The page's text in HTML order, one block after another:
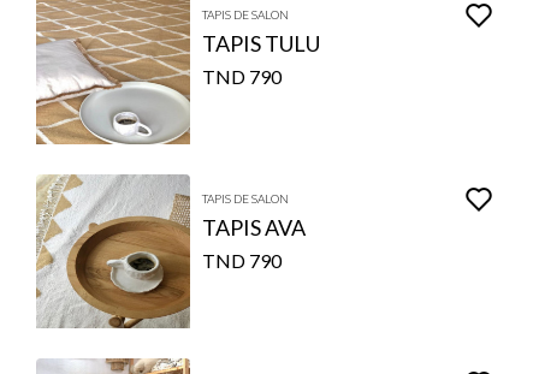
TAPIS DE SALON
TAPIS TULU
790 TND
TAPIS DE SALON
TAPIS AVA
790 TND